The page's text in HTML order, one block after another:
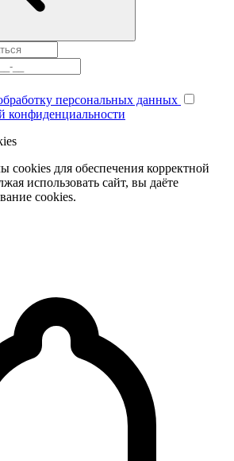
персональных данных
конфиденциальности
для обеспечения корректной
использовать сайт, вы даёте
cookies.